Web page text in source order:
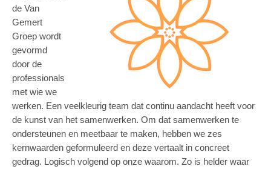
de Van
Gemert
Groep wordt
gevormd
door de
professionals
met wie we
werken. Een veelkleurig team dat continu aandacht heeft voor
de kunst van het samenwerken. Om dat samenwerken te
ondersteunen en meetbaar te maken, hebben we zes
kernwaarden geformuleerd en deze vertaalt in concreet
gedrag. Logisch volgend op onze waarom. Zo is helder waar